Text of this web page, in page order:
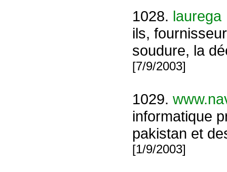
1028. laurega
ils,
soudure, la
[7/9/2003]
1029.
informatique
pakistan et
[1/9/2003]